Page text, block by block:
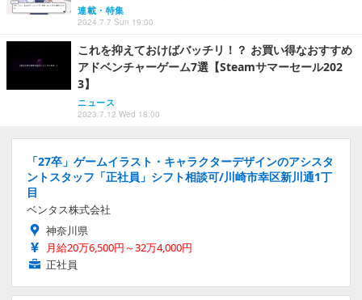
連載・特集
2024.7.7 Sun 19:00
これを抑えておけばバッチリ！？ お買い得なおすすめ
アドベンチャーゲーム7選【Steamサマーセール202
3】
ニュース
2023.7.12 Wed 18:00
「27卒」ゲームイラスト・キャラクターデザインのアシスタ
ントスタッフ「正社員」シフト相談可/川崎市幸区新川通1丁
目
ベンタス株式会社
神奈川県
月給20万6,500円～32万4,000円
正社員